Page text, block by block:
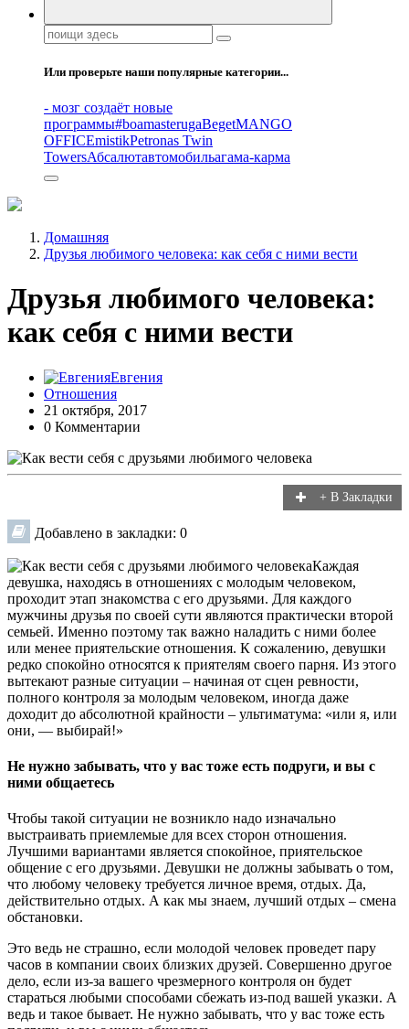
Поиск:
Или проверьте наши популярные категории...
- мозг создаёт новые
программы#boamasterugaBegetMANGO
OFFICEmistikPetronas Twin
TowersАбсалютавтомобильагама-карма
Домашняя
Друзья любимого человека: как себя с ними вести
Друзья любимого человека:
как себя с ними вести
Евгения
Отношения
21 октября, 2017
0 Комментарии
+ В Закладки
Добавлено в закладки: 0
Каждая
девушка, находясь в отношениях с молодым человеком,
проходит этап знакомства с его друзьями. Для каждого
мужчины друзья по своей сути являются практически второй
семьей. Именно поэтому так важно наладить с ними более
или менее приятельские отношения. К сожалению, девушки
редко спокойно относятся к приятелям своего парня. Из этого
вытекают разные ситуации – начиная от сцен ревности,
полного контроля за молодым человеком, иногда даже
доходит до абсолютной крайности – ультиматума: «или я, или
они, — выбирай!»
Не нужно забывать, что у вас тоже есть подруги, и вы с
ними общаетесь
Чтобы такой ситуации не возникло надо изначально
выстраивать приемлемые для всех сторон отношения.
Лучшими вариантами является спокойное, приятельское
общение с его друзьями. Девушки не должны забывать о том,
что любому человеку требуется личное время, отдых. Да,
действительно отдых. А как мы знаем, лучший отдых – смена
обстановки.
Это ведь не страшно, если молодой человек проведет пару
часов в компании своих близких друзей. Совершенно другое
дело, если из-за вашего чрезмерного контроля он будет
стараться любыми способами сбежать из-под вашей указки. А
ведь и такое бывает. Не нужно забывать, что у вас тоже есть